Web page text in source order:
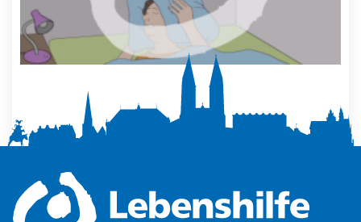
Mehr Ruhe zuhause